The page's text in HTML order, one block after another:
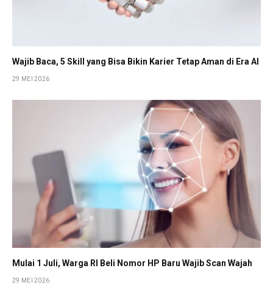
Wajib Baca, 5 Skill yang Bisa Bikin Karier Tetap Aman di Era AI
29 MEI 2026
Mulai 1 Juli, Warga RI Beli Nomor HP Baru Wajib Scan Wajah
29 MEI 2026